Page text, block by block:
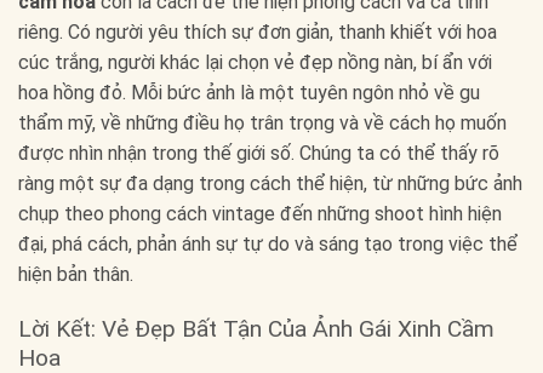
riêng. Có người yêu thích sự đơn giản, thanh khiết với hoa
cúc trắng, người khác lại chọn vẻ đẹp nồng nàn, bí ẩn với
hoa hồng đỏ. Mỗi bức ảnh là một tuyên ngôn nhỏ về gu
thẩm mỹ, về những điều họ trân trọng và về cách họ muốn
được nhìn nhận trong thế giới số. Chúng ta có thể thấy rõ
ràng một sự đa dạng trong cách thể hiện, từ những bức ảnh
chụp theo phong cách vintage đến những shoot hình hiện
đại, phá cách, phản ánh sự tự do và sáng tạo trong việc thể
hiện bản thân.
Lời Kết: Vẻ Đẹp Bất Tận Của Ảnh Gái Xinh Cầm
Hoa